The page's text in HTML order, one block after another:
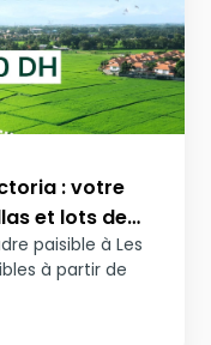
: votre
paisible à Les
à partir de